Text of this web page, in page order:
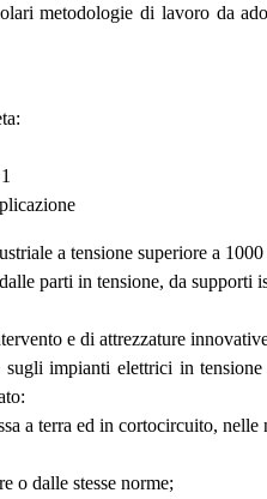
metodologie di lavoro da
a tensione superiore a
parti in tensione, da
e di attrezzature
impianti elettrici in
a terra ed in cortocircuito,
o dalle stesse norme;